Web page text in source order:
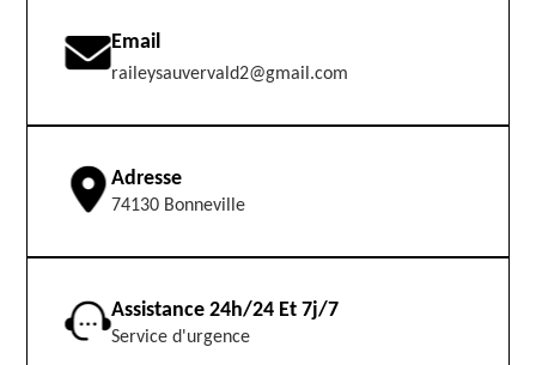
Email
raileysauvervald2@gmail.com
Adresse
74130 Bonneville
Assistance 24h/24 Et 7j/7
Service d'urgence